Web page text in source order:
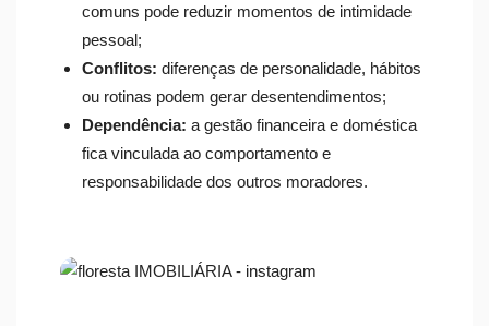
comuns pode reduzir momentos de intimidade
pessoal;
Conflitos: diferenças de personalidade, hábitos
ou rotinas podem gerar desentendimentos;
Dependência: a gestão financeira e doméstica
fica vinculada ao comportamento e
responsabilidade dos outros moradores.